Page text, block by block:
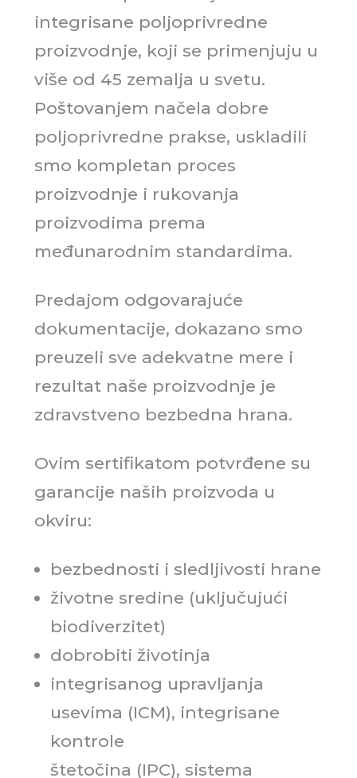
integrisane poljoprivredne
proizvodnje, koji se primenjuju u
više od 45 zemalja u svetu.
Poštovanjem načela dobre
poljoprivredne prakse, uskladili
smo kompletan proces
proizvodnje i rukovanja
proizvodima prema
međunarodnim standardima.
Predajom odgovarajuće
dokumentacije, dokazano smo
preuzeli sve adekvatne mere i
rezultat naše proizvodnje je
zdravstveno bezbedna hrana.
Ovim sertifikatom potvrđene su
garancije naših proizvoda u
okviru:
bezbednosti i sledljivosti hrane
životne sredine (uključujući
biodiverzitet)
dobrobiti životinja
integrisanog upravljanja
usevima (ICM), integrisane
kontrole
štetočina (IPC), sistema